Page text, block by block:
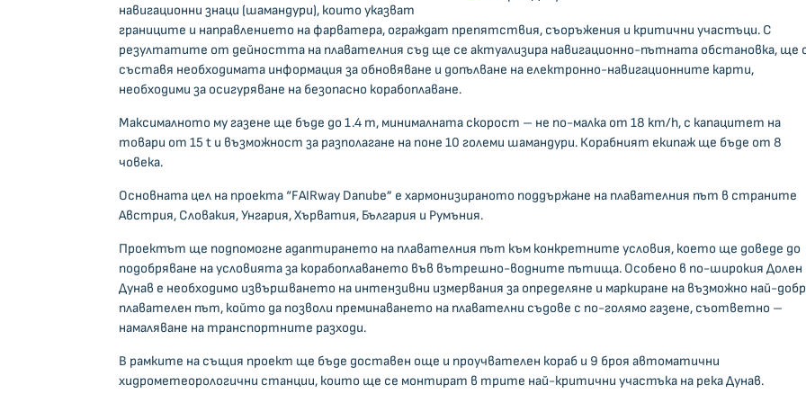
навигационни знаци (шамандури), които указват
границите и направлението на фарватера, ограждат препятствия, съоръжения и критични участъци. С
резултатите от дейността на плавателния съд ще се актуализира навигационно-пътната обстановка, ще
съставя необходимата информация за обновяване и допълване на електронно-навигационните карти,
необходими за осигуряване на безопасно корабоплаване.
Максималното му газене ще бъде до 1.4 m, минималната скорост – не по-малка от 18 km/h, с капацитет на
товари от 15 t и възможност за разполагане на поне 10 големи шамандури. Корабният екипаж ще бъде от 8
човека.
Основната цел на проекта “FAIRway Danube” е хармонизираното поддържане на плавателния път в страните
Австрия, Словакия, Унгария, Хърватия, България и Румъния.
Проектът ще подпомогне адаптирането на плавателния път към конкретните условия, което ще доведе до
подобряване на условията за корабоплаването във вътрешно-водните пътища. Особено в по-широкия Долен
Дунав е необходимо извършването на интензивни измервания за определяне и маркиране на възможно най-
плавателен път, който да позволи преминаването на плавателни съдове с по-голямо газене, съответно –
намаляване на транспортните разходи.
В рамките на същия проект ще бъде доставен още и проучвателен кораб и 9 броя автоматични
хидрометеорологични станции, които ще се монтират в трите най-критични участъка на река Дунав.